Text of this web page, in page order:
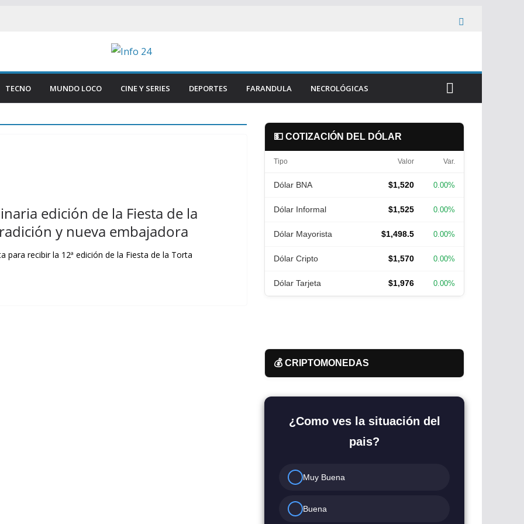
TECNO MUNDO LOCO CINE Y SERIES DEPORTES FARANDULA NECROLÓGICAS
edición de la Fiesta de la
y nueva embajadora
para recibir la 12ª edición de la Fiesta de la Torta
💵 COTIZACIÓN DEL DÓLAR
Tipo Valor Var.
Dólar BNA $1,520 0.00%
Dólar Informal $1,525 0.00%
Dólar Mayorista $1,498.5 0.00%
Dólar Cripto $1,570 0.00%
Dólar Tarjeta $1,976 0.00%
💰 CRIPTOMONEDAS
¿Como ves la situación del
pais?
Muy Buena
Buena